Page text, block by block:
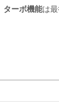
ターボ機能は